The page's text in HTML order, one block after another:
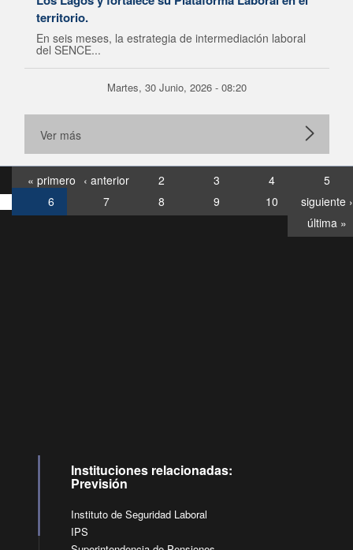
territorio.
En seis meses, la estrategia de intermediación laboral
del SENCE...
Martes, 30 Junio, 2026 - 08:20
Ver más
« primero ‹ anterior 2 3 4
5
6
7 8 9 10
siguiente ›
última »
Instituciones relacionadas:
Previsión
Instituto de Seguridad Laboral
IPS